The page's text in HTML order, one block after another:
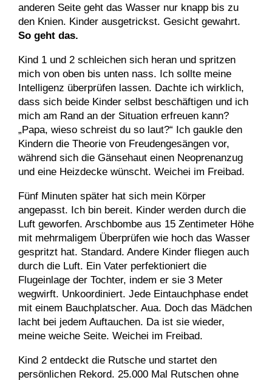
anderen Seite geht das Wasser nur knapp bis zu
den Knien. Kinder ausgetrickst. Gesicht gewahrt.
So geht das.
Kind 1 und 2 schleichen sich heran und spritzen
mich von oben bis unten nass. Ich sollte meine
Intelligenz überprüfen lassen. Dachte ich wirklich,
dass sich beide Kinder selbst beschäftigen und ich
mich am Rand an der Situation erfreuen kann?
„Papa, wieso schreist du so laut?“ Ich gaukle den
Kindern die Theorie von Freudengesängen vor,
während sich die Gänsehaut einen Neoprenanzug
und eine Heizdecke wünscht. Weichei im Freibad.
Fünf Minuten später hat sich mein Körper
angepasst. Ich bin bereit. Kinder werden durch die
Luft geworfen. Arschbombe aus 15 Zentimeter Höhe
mit mehrmaligem Überprüfen wie hoch das Wasser
gespritzt hat. Standard. Andere Kinder fliegen auch
durch die Luft. Ein Vater perfektioniert die
Flugeinlage der Tochter, indem er sie 3 Meter
wegwirft. Unkoordiniert. Jede Eintauchphase endet
mit einem Bauchplatscher. Aua. Doch das Mädchen
lacht bei jedem Auftauchen. Da ist sie wieder,
meine weiche Seite. Weichei im Freibad.
Kind 2 entdeckt die Rutsche und startet den
persönlichen Rekord. 25.000 Mal Rutschen ohne